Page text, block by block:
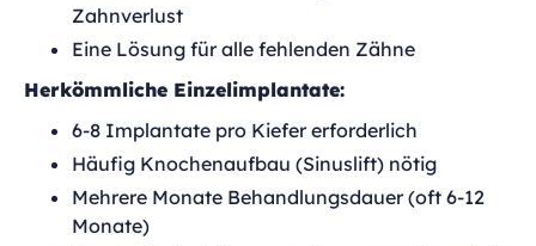
Zahnverlust
Eine Lösung für alle fehlenden Zähne
Herkömmliche Einzelimplantate:
6-8 Implantate pro Kiefer erforderlich
Häufig Knochenaufbau (Sinuslift) nötig
Mehrere Monate Behandlungsdauer (oft 6-12
Monate)